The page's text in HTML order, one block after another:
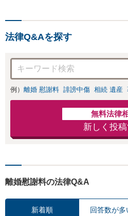
法律Q&Aを探す
例） 離婚 慰謝料 誹謗中傷 相続 遺産
無料法律
新しく投
離婚慰謝料の法律Q&A
新着順 回答数が多